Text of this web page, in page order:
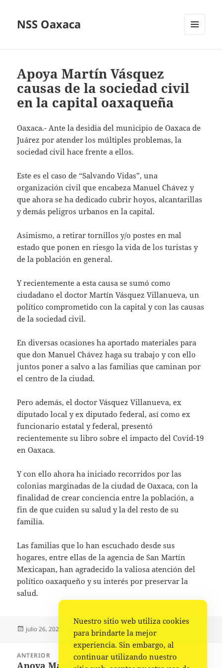
NSS Oaxaca
Apoya Martín Vásquez
causas de la sociedad civil
en la capital oaxaqueña
Oaxaca.- Ante la desidia del municipio de Oaxaca de
Juárez por atender los múltiples problemas, la
sociedad civil hace frente a ellos.
Este es el caso de “Salvando Vidas”, una
organización civil que encabeza Manuel Chávez y
que ahora se ha dedicado cubrir hoyos, alcantarillas
y demás peligros urbanos en la capital.
Asimismo, a retirar tornillos y/o postes en mal
estado que ponen en riesgo la vida de los turistas y
de la población en general.
Y recientemente a esta causa se sumó como
ciudadano el doctor Martín Vásquez Villanueva, un
político comprometido con la capital y con las causas
de la sociedad civil.
En diversas ocasiones ha aportado materiales para
que don Manuel Chávez haga su trabajo y con ello
juntos poner a salvo a las familias que caminan por
el centro de la ciudad.
Pero además, el doctor Vásquez Villanueva, ex
diputado local y ex diputado federal, así como ex
funcionario estatal y federal, presentó
recientemente su libro sobre el impacto del Covid-19
en Oaxaca.
Y con ello ahora ha iniciado recorridos por las
colonias marginadas de la ciudad de Oaxaca, con la
finalidad de crear conciencia entre la población, a
fin de que cuiden su salud y la del resto de su
familia.
Las familias que lo han escuchado desde sus
hogares, entre ellas de la agencia de San Martín
Mexicapan, han agradecido la valiosa atención del
político oaxaqueño y su interés por preservar la
salud.
Publicado
julio 26, 2023 Autor
La redacción Categorías
Estado
ANTERIOR
Entrada
Nuestro sitio web utiliza cookies
para brindarte la mejor
experiencia. Sin embargo, al
continuar utilizando nuestro